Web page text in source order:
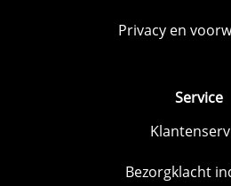
Privacy en
Service
Bezorgklacht